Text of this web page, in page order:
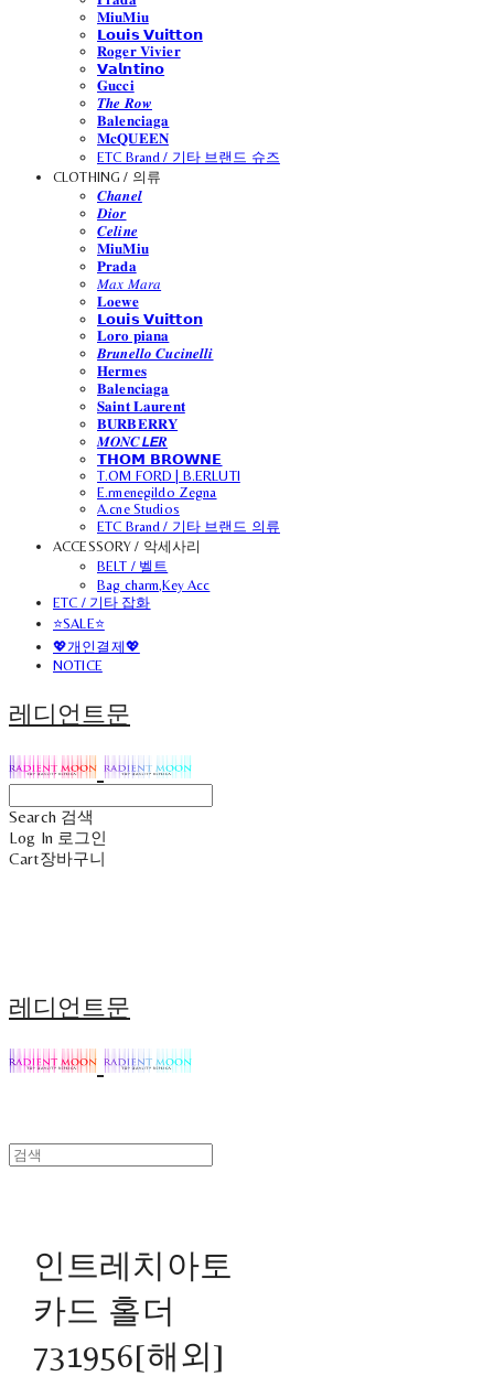
𝐌𝐢𝐮𝐌𝐢𝐮
𝗟𝗼𝘂𝗶𝘀 𝗩𝘂𝗶𝘁𝘁𝗼𝗻
𝐑𝐨𝐠𝐞𝐫 𝐕𝐢𝐯𝐢𝐞𝐫
𝗩𝗮𝗹𝗻𝘁𝗶𝗻𝗼
𝐆𝐮𝐜𝐜𝐢
𝑻𝒉𝒆 𝑹𝒐𝒘
𝐁𝐚𝐥𝐞𝐧𝐜𝐢𝐚𝐠𝐚
𝐌𝐜𝐐𝐔𝐄𝐄𝐍
ETC Brand / 기타 브랜드 슈즈
CLOTHING / 의류
𝑪𝒉𝒂𝒏𝒆𝒍
𝑫𝒊𝒐𝒓
𝑪𝒆𝒍𝒊𝒏𝒆
𝐌𝐢𝐮𝐌𝐢𝐮
𝐏𝐫𝐚𝐝𝐚
𝑀𝑎𝑥 𝑀𝑎𝑟𝑎
𝐋𝐨𝐞𝐰𝐞
𝗟𝗼𝘂𝗶𝘀 𝗩𝘂𝗶𝘁𝘁𝗼𝗻
𝐋𝐨𝐫𝐨 𝐩𝐢𝐚𝐧𝐚
𝑩𝒓𝒖𝒏𝒆𝒍𝒍𝒐 𝑪𝒖𝒄𝒊𝒏𝒆𝒍𝒍𝒊
𝐇𝐞𝐫𝐦𝐞𝐬
𝐁𝐚𝐥𝐞𝐧𝐜𝐢𝐚𝐠𝐚
𝐒𝐚𝐢𝐧𝐭 𝐋𝐚𝐮𝐫𝐞𝐧𝐭
𝐁𝐔𝐑𝐁𝐄𝐑𝐑𝐘
𝑴𝑶𝑵𝑪𝙇𝙀𝑹
𝗧𝗛𝗢𝗠 𝗕𝗥𝗢𝗪𝗡𝗘
T.OM FORD | B.ERLUTI
E.rmenegildo Zegna
A.cne Studios
ETC Brand / 기타 브랜드 의류
ACCESSORY / 악세사리
BELT / 벨트
Bag charm,Key Acc
ETC / 기타 잡화
⭐SALE⭐
💖개인결제💖
NOTICE
레디언트문
Search 검색
Log In 로그인
Cart장바구니
레디언트문
인트레치아토
카드 홀더
731956[해외]